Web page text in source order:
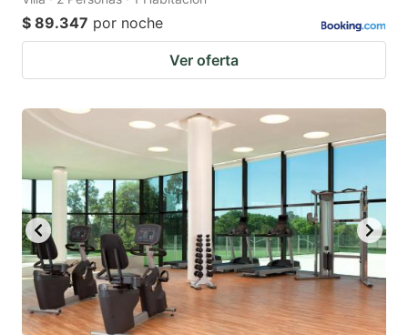
$ 89.347 por noche
Ver oferta